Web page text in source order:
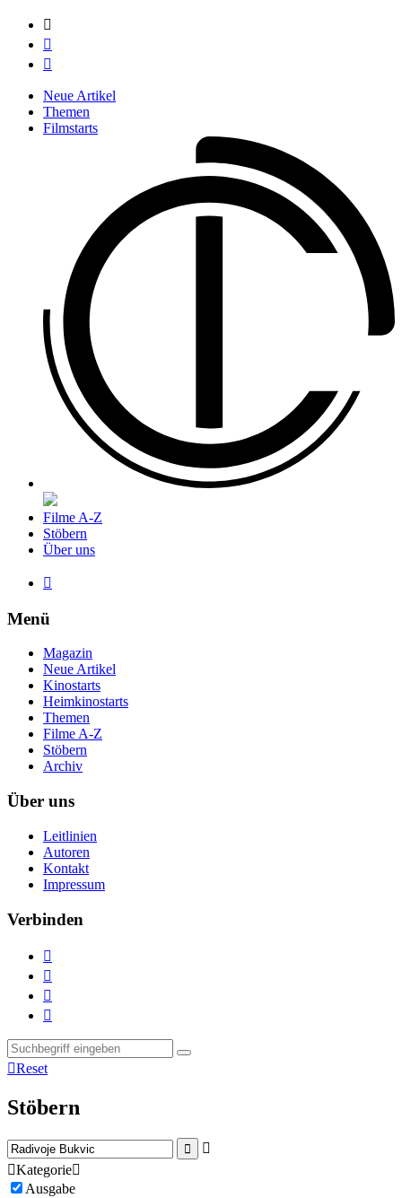



Neue Artikel
Themen
Filmstarts
Filme A-Z
Stöbern
Über uns

Menü
Magazin
Neue Artikel
Kinostarts
Heimkinostarts
Themen
Filme A-Z
Stöbern
Archiv
Über uns
Leitlinien
Autoren
Kontakt
Impressum
Verbinden




Reset
Stöbern


Kategorie
Ausgabe